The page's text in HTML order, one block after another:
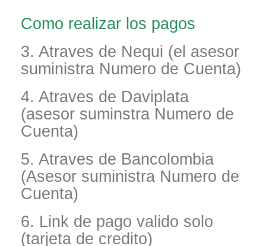
Como realizar los pagos
3. Atraves de Nequi (el asesor
suministra Numero de Cuenta)
4. Atraves de Daviplata
(asesor suminstra Numero de
Cuenta)
5. Atraves de Bancolombia
(Asesor suministra Numero de
Cuenta)
6. Link de pago valido solo
(tarjeta de credito)